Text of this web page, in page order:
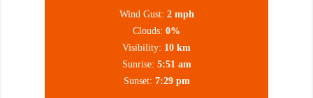
Wind Gust: 2 mph
Clouds: 0%
Visibility: 10 km
Sunrise: 5:51 am
Sunset: 7:29 pm